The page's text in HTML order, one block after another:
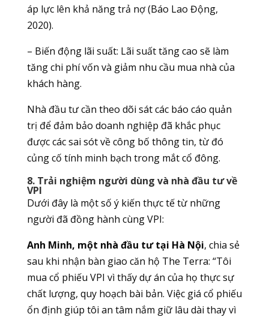
áp lực lên khả năng trả nợ (Báo Lao Động,
2020).
– Biến động lãi suất: Lãi suất tăng cao sẽ làm
tăng chi phí vốn và giảm nhu cầu mua nhà của
khách hàng.
Nhà đầu tư cần theo dõi sát các báo cáo quản
trị để đảm bảo doanh nghiệp đã khắc phục
được các sai sót về công bố thông tin, từ đó
củng cố tính minh bạch trong mắt cổ đông.
8. Trải nghiệm người dùng và nhà đầu tư về
VPI
Dưới đây là một số ý kiến thực tế từ những
người đã đồng hành cùng VPI:
Anh Minh, một nhà đầu tư tại Hà Nội, chia sẻ
sau khi nhận bàn giao căn hộ The Terra: “Tôi
mua cổ phiếu VPI vì thấy dự án của họ thực sự
chất lượng, quy hoạch bài bản. Việc giá cổ phiếu
ổn định giúp tôi an tâm nắm giữ lâu dài thay vì